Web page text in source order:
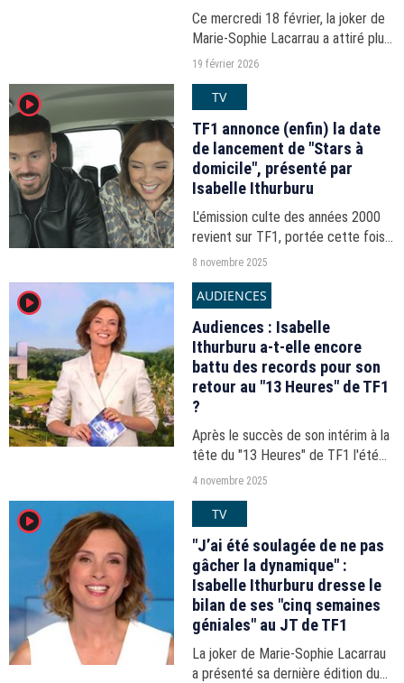
Ce mercredi 18 février, la joker de
Marie-Sophie Lacarrau a attiré plus
de 5 millions de téléspectateurs
19 février 2026
player2 TV
TF1 annonce (enfin) la date
de lancement de "Stars à
domicile", présenté par
Isabelle Ithurburu
L'émission culte des années 2000
revient sur TF1, portée cette fois
par Isabelle Ithurburu, dans une
immersive.
8 novembre 2025
player2 AUDIENCES
Audiences : Isabelle
Ithurburu a-t-elle encore
battu des records pour son
retour au "13 Heures" de TF1
?
Après le succès de son intérim à la
tête du "13 Heures" de TF1 l'été
dernier, Isabelle Ithurburu était de
présentatrice a-t-elle fait aussi
4 novembre 2025
player2 TV
"J’ai été soulagée de ne pas
gâcher la dynamique" :
Isabelle Ithurburu dresse le
bilan de ses "cinq semaines
géniales" au JT de TF1
La joker de Marie-Sophie Lacarrau
a présenté sa dernière édition du